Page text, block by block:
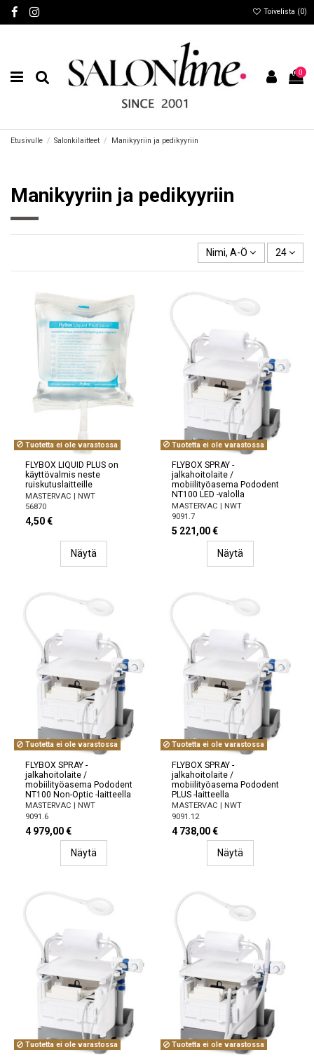
Toivelista (0)
0
Etusivulle Salonkilaitteet Manikyyriin ja pedikyyriin
Manikyyriin ja pedikyyriin
Nimi, A-Ö 24
Tuotetta ei ole varastossa
FLYBOX LIQUID PLUS on
käyttövalmis neste
ruiskutuslaitteille
MASTERVAC | NWT
56870
4,50 €
Näytä
Tuotetta ei ole varastossa
FLYBOX SPRAY -
jalkahoitolaite /
mobiilityöasema Pododent
NT100 LED -valolla
MASTERVAC | NWT
9091.7
5 221,00 €
Näytä
Tuotetta ei ole varastossa
FLYBOX SPRAY -
jalkahoitolaite /
mobiilityöasema Pododent
NT100 Non-Optic -laitteella
MASTERVAC | NWT
9091.6
4 979,00 €
Näytä
Tuotetta ei ole varastossa
FLYBOX SPRAY -
jalkahoitolaite /
mobiilityöasema Pododent
PLUS -laitteella
MASTERVAC | NWT
9091.12
4 738,00 €
Näytä
Tuotetta ei ole varastossa Tuotetta ei ole varastossa